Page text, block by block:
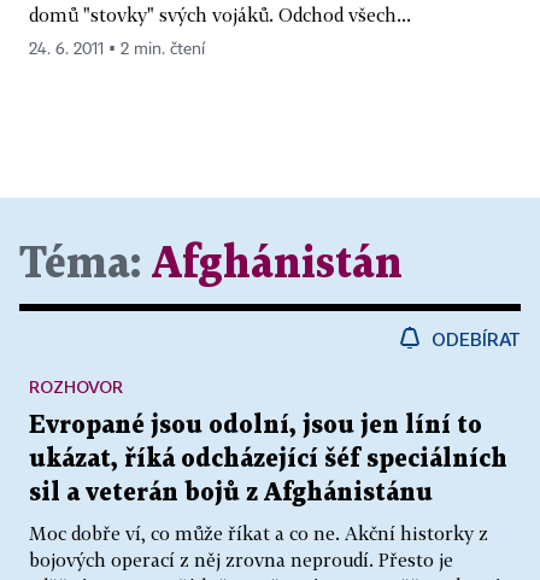
domů "stovky" svých vojáků. Odchod všech...
24. 6. 2011 ▪ 2 min. čtení
Téma: Afghánistán
ODEBÍRAT
Evropané jsou odolní, jsou jen líní to
ukázat, říká odcházející šéf speciálních
sil a veterán bojů z Afghánistánu
Moc dobře ví, co může říkat a co ne. Akční historky z
bojových operací z něj zrovna neproudí. Přesto je
ROZHOVOR